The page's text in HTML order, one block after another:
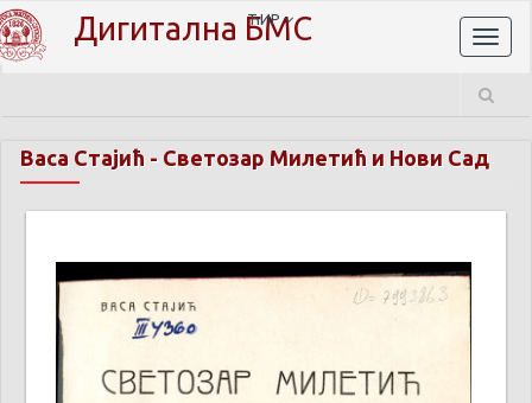
Дигитална БМС
ЋИР
Васа Стајић - Светозар Милетић и Нови Сад